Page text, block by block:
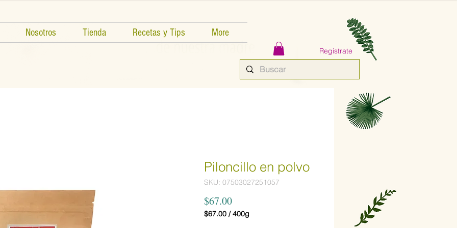
Registrate
Nosotros Tienda Recetas y Tips More
Piloncillo en polvo
SKU: 07503027251057
$67.00Precio
$67.00 /400g